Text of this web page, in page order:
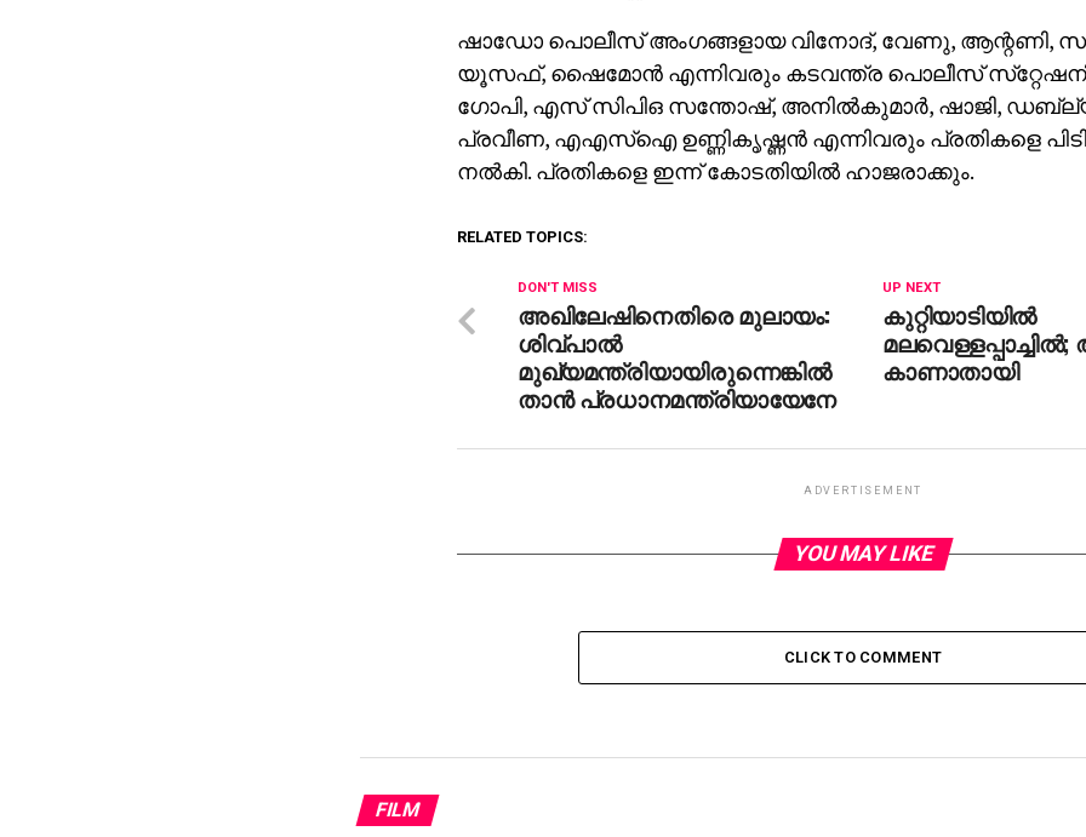
ഷാഡോ പൊലീസ് അംഗങ്ങളായ വിനോദ്, വേണു, ആന്റണി,
യൂസഫ്, ഷൈമോന്‍ എന്നിവരും കടവന്ത്ര പൊലീസ്
ഗോപി, എസ് സിപിഒ സന്തോഷ്, അനില്‍കുമാര്‍, ഷാജി,
പ്രവീണ, എഎസ്‌ഐ ഉണ്ണികൃഷ്ണന്‍ എന്നിവരും പ്രതികളെ
നല്‍കി. പ്രതികളെ ഇന്ന് കോടതിയില്‍ ഹാജരാക്കും.
RELATED TOPICS:
UP NEXT
കുറ്റിയാടിയില്‍
കാണാതായി
DON'T MISS
അഖിലേഷിനെതിരെ മുലായം:
ശിവ്പാല്‍
മുഖ്യമന്ത്രിയായിരുന്നെങ്കില്‍
താന്‍ പ്രധാനമന്ത്രിയായേനേ
ADVERTISEMENT
YOU MAY LIKE
CLICK TO COMMENT
FILM